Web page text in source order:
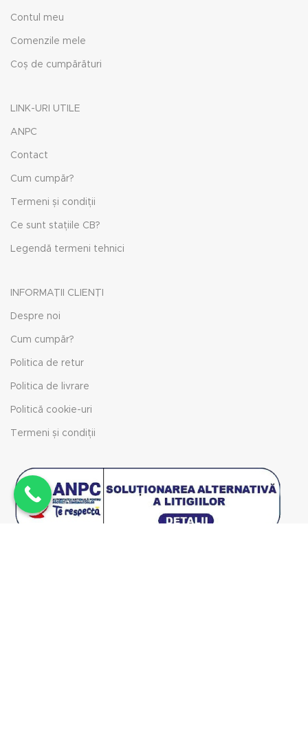
Contul meu
Comenzile mele
Coș de cumpărături
LINK-URI UTILE
ANPC
Contact
Cum cumpăr?
Termeni și condiții
Ce sunt stațiile CB?
Legendă termeni tehnici
INFORMAȚII CLIENȚI
Despre noi
Cum cumpăr?
Politica de retur
Politica de livrare
Politică cookie-uri
Termeni și condiții